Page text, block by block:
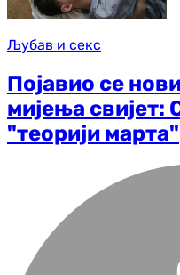
Љубав и секс
Појавио се
мијења свијет:
"теорији марта"